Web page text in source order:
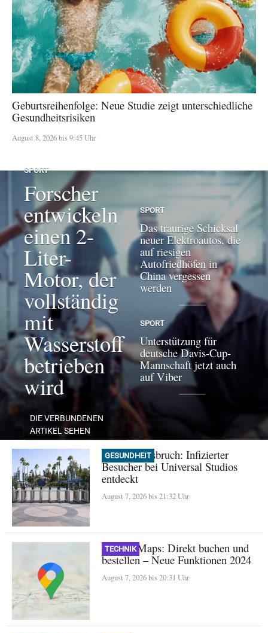
Geburtsreihenfolge: Neue Studie zeigt unterschiedliche
Gesundheitsrisiken
August 8, 2026 bis 9:45 Uhr
SPORT
Forscher
entwickeln
einen 2-
Liter-
Motor, der
vollständig
mit
Wasserstoff
betrieben
wird
DIE VERBUNDENEN
ARTIKEL SEHEN
SPORT
Das traurige Schicksal
neuer Elektroautos, die
auf riesigen
Autofriedhöfen in
China vergessen
werden
SPORT
Unterstützung für
deutsche Davis-Cup-
Mannschaft jetzt auch
auf Viber
GESUNDHEIT
Masern-Ausbruch: Infizierter
Besucher bei Universal Studios
entdeckt
August 7, 2026 bis 21:32 Uhr
TECHNIK
Google Maps: Direkt buchen und
bestellen – Neue Funktionen 2024
August 7, 2026 bis 20:31 Uhr